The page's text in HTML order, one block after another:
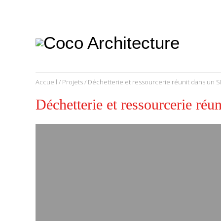
urbanisme,
etc.
Accueil / Projets/ Déchetterie et ressourcerie réunit dans un
Déchetterie et ressourcerie